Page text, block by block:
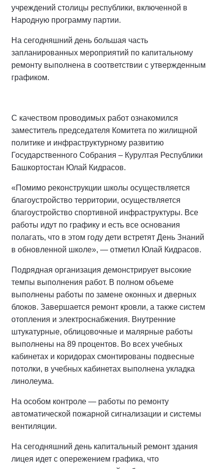
учреждений столицы республики, включенной в
Народную программу партии.
На сегодняшний день большая часть
запланированных мероприятий по капитальному
ремонту выполнена в соответствии с утвержденным
графиком.
С качеством проводимых работ ознакомился
заместитель председателя Комитета по жилищной
политике и инфраструктурному развитию
Государственного Собрания – Курултая Республики
Башкортостан Юлай Кидрасов.
«Помимо реконструкции школы осуществляется
благоустройство территории, осуществляется
благоустройство спортивной инфраструктуры. Все
работы идут по графику и есть все основания
полагать, что в этом году дети встретят День Знаний
в обновленной школе», — отметил Юлай Кидрасов.
Подрядная организация демонстрирует высокие
темпы выполнения работ. В полном объеме
выполнены работы по замене оконных и дверных
блоков. Завершается ремонт кровли, а также систем
отопления и электроснабжения. Внутренние
штукатурные, облицовочные и малярные работы
выполнены на 89 процентов. Во всех учебных
кабинетах и коридорах смонтированы подвесные
потолки, в учебных кабинетах выполнена укладка
линолеума.
На особом контроле — работы по ремонту
автоматической пожарной сигнализации и системы
вентиляции.
На сегодняшний день капитальный ремонт здания
лицея идет с опережением графика, что